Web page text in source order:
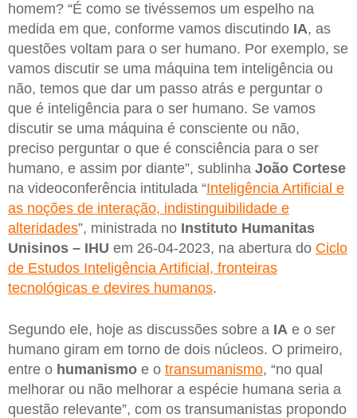
homem? “É como se tivéssemos um espelho na
medida em que, conforme vamos discutindo IA, as
questões voltam para o ser humano. Por exemplo, se
vamos discutir se uma máquina tem inteligência ou
não, temos que dar um passo atrás e perguntar o
que é inteligência para o ser humano. Se vamos
discutir se uma máquina é consciente ou não,
preciso perguntar o que é consciência para o ser
humano, e assim por diante”, sublinha João Cortese
na videoconferência intitulada “Inteligência Artificial e
as noções de interação, indistinguibilidade e
alteridades”, ministrada no Instituto Humanitas
Unisinos – IHU em 26-04-2023, na abertura do Ciclo
de Estudos Inteligência Artificial, fronteiras
tecnológicas e devires humanos.
Segundo ele, hoje as discussões sobre a IA e o ser
humano giram em torno de dois núcleos. O primeiro,
entre o humanismo e o transumanismo, “no qual
melhorar ou não melhorar a espécie humana seria a
questão relevante”, com os transumanistas propondo